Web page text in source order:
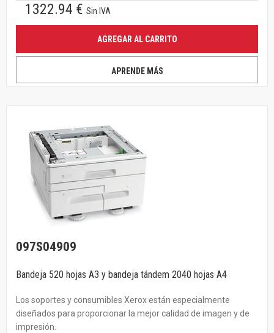
1322.94 € Sin IVA
AGREGAR AL CARRITO
APRENDE MÁS
097S04909
Bandeja 520 hojas A3 y bandeja tándem 2040 hojas A4
Los soportes y consumibles Xerox están especialmente
diseñados para proporcionar la mejor calidad de imagen y de
impresión.